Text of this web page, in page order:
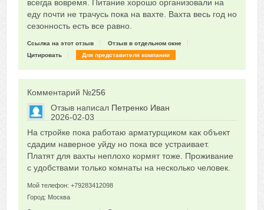
всегда вовремя. Питание хорошо организовали на
еду почти не трачусь пока на вахте. Вахта весь год но
сезонность есть все равно.
Ссылка на этот отзыв
Отзыв в отдельном окне
Цитировать
Для представителя компании
Комментарий №256
Отзыв написал Петренко Иван
2026-02-03
0
Сказать друзьям об отзыве
На стройке пока работаю арматурщиком как объект
сдадим наверное уйду но пока все устраивает.
Платят для вахты неплохо кормят тоже. Проживание
с удобствами только комнаты на несколько человек.
Мой телефон: +79283412098
Город: Москва